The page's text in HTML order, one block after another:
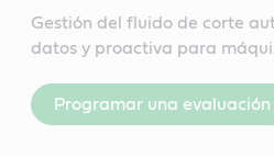
Gestión del fluido de corte
datos y proactiva para
Programar una evaluación